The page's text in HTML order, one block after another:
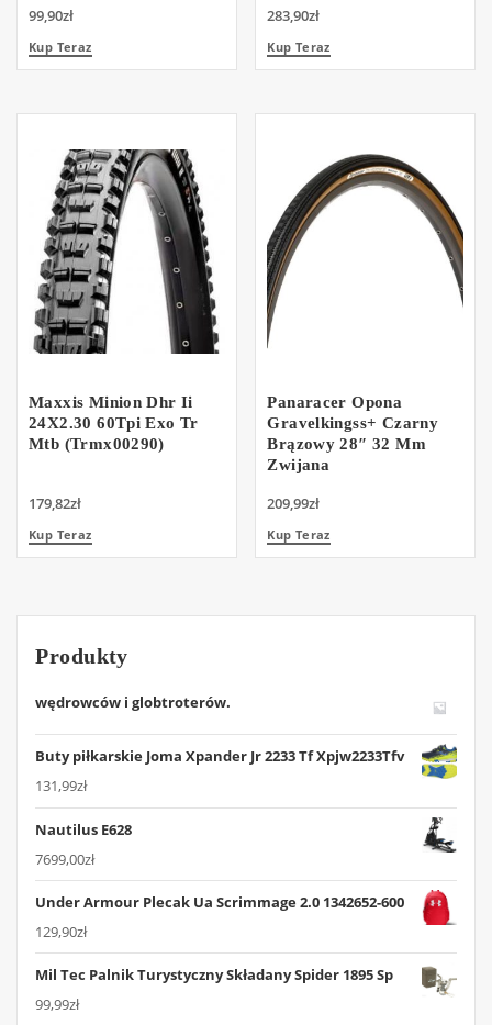
99,90zł
Kup Teraz
283,90zł
Kup Teraz
Maxxis Minion Dhr Ii
24X2.30 60Tpi Exo Tr
Mtb (Trmx00290)
179,82zł
Kup Teraz
Panaracer Opona
Gravelkingss+ Czarny
Brązowy 28″ 32 Mm
Zwijana
209,99zł
Kup Teraz
Produkty
wędrowców i globtroterów.
Buty piłkarskie Joma Xpander Jr 2233 Tf Xpjw2233Tfv
131,99zł
Nautilus E628
7699,00zł
Under Armour Plecak Ua Scrimmage 2.0 1342652-600
129,90zł
Mil Tec Palnik Turystyczny Składany Spider 1895 Sp
99,99zł